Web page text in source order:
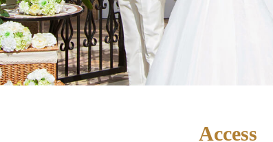
Access